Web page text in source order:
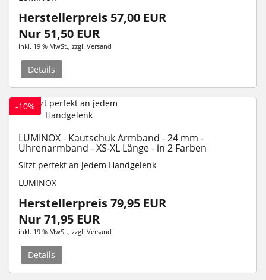
Herstellerpreis 57,00 EUR
Nur 51,50 EUR
inkl. 19 % MwSt. , zzgl. Versand
Details
-10%
LUMINOX - Kautschuk Armband - 24 mm -
Uhrenarmband - XS-XL Länge - in 2 Farben
Sitzt perfekt an jedem Handgelenk
LUMINOX
Herstellerpreis 79,95 EUR
Nur 71,95 EUR
inkl. 19 % MwSt. , zzgl. Versand
Details